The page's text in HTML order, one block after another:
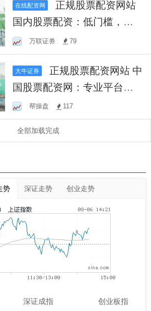
在线配资网
国内股票配资：低门槛，高
杠杆，助您掘金股市！
万联证券 79
大牛证券
国股票配资网：专业平台，
助您轻松炒股
帮操盘 117
全部加载完成
势 深证走势 创业走势
深证成指 创业板指